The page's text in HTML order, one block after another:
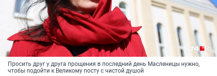
Просить друг у друга прощения в последний день Масленицы нужно,
чтобы подойти к Великому посту с чистой душой